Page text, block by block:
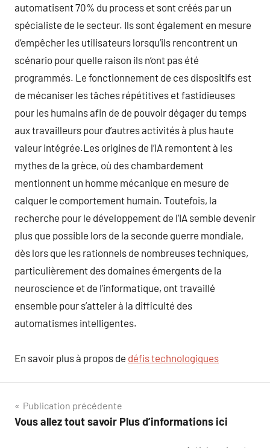
automatisent 70% du process et sont créés par un
spécialiste de le secteur. Ils sont également en mesure
d’empêcher les utilisateurs lorsqu’ils rencontrent un
scénario pour quelle raison ils n’ont pas été
programmés. Le fonctionnement de ces dispositifs est
de mécaniser les tâches répétitives et fastidieuses
pour les humains afin de de pouvoir dégager du temps
aux travailleurs pour d’autres activités à plus haute
valeur intégrée.Les origines de l’IA remontent à les
mythes de la grèce, où des chambardement
mentionnent un homme mécanique en mesure de
calquer le comportement humain. Toutefois, la
recherche pour le développement de l’IA semble devenir
plus que possible lors de la seconde guerre mondiale,
dès lors que les rationnels de nombreuses techniques,
particulièrement des domaines émergents de la
neuroscience et de l’informatique, ont travaillé
ensemble pour s’atteler à la difficulté des
automatismes intelligentes.
En savoir plus à propos de défis technologiques
Navigation
de
Publication précédente
Vous allez tout savoir Plus d’informations ici